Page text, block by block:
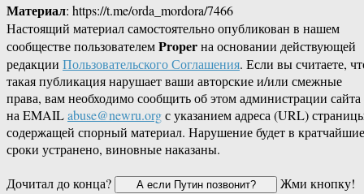
Материал: https://t.me/orda_mordora/7466
Настоящий материал самостоятельно опубликован в нашем
сообществе пользователемProperна основании действующей
редакции Пользовательского Соглашения. Если вы считаете,
такая публикация нарушает ваши авторские и/или смежные
права, вам необходимо сообщить об этом администрации сайта
на EMAILabuse@newru.orgс указанием адреса (URL)
содержащей спорный материал. Нарушение будет в кратчайшие
сроки устранено, виновные наказаны.
Дочитал до конца?
Жми кнопку!